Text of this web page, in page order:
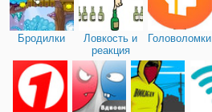
Бродилки
Ловкость и
реакция
Головоломки